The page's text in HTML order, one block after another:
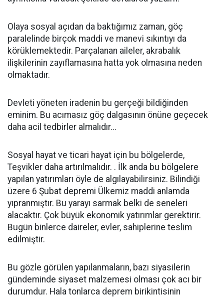
Olaya sosyal açıdan da baktığımız zaman, göç
paralelinde birçok maddi ve manevi sıkıntıyı da
körüklemektedir. Parçalanan aileler, akrabalık
ilişkilerinin zayıflamasına hatta yok olmasına neden
olmaktadır.
Devleti yöneten iradenin bu gerçeği bildiğinden
eminim. Bu acımasız göç dalgasının önüne geçecek
daha acil tedbirler almalıdır...
Sosyal hayat ve ticari hayat için bu bölgelerde,
Teşvikler daha artırılmalıdır. . İlk anda bu bölgelere
yapılan yatırımları öyle de algılayabilirsiniz. Bilindiği
üzere 6 Şubat depremi Ülkemiz maddi anlamda
yıpranmıştır. Bu yarayı sarmak belki de seneleri
alacaktır. Çok büyük ekonomik yatırımlar gerektirir.
Bugün binlerce daireler, evler, sahiplerine teslim
edilmiştir.
Bu gözle görülen yapılanmaların, bazı siyasilerin
gündeminde siyaset malzemesi olması çok acı bir
durumdur. Hala tonlarca deprem birikintisinin